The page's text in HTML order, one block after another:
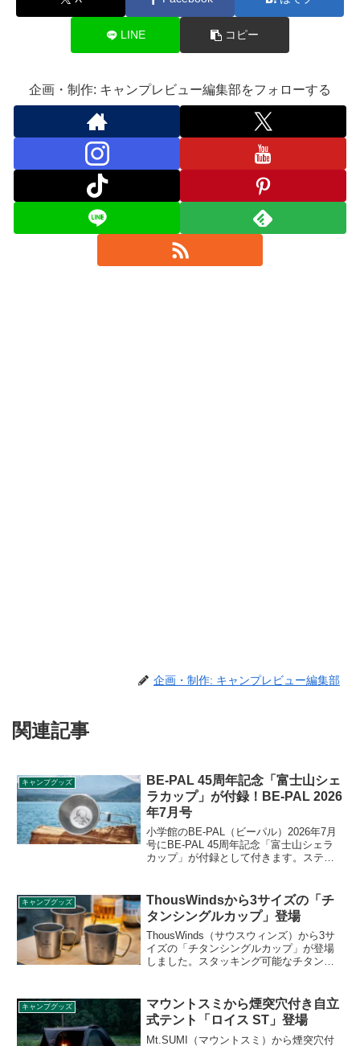
LINE コピー
企画・制作: キャンプレビュー編集部をフォローする
企画・制作: キャンプレビュー編集部
関連記事
キャンプグッズ
BE-PAL 45周年記念「富士山シェ
ラカップ」が付録！BE-PAL 2026
年7月号
小学館のBE-PAL（ビーパル）2026年7月
号にBE-PAL 45周年記念「富士山シェラ
カップ」が付録として付きます。ステン
ップで、富士山に合わせて200mlには4合
目の遊び文字が入っています。詳細をレ
ビューします。
キャンプグッズ
ThousWindsから3サイズの「チ
タンシングルカップ」登場
ThousWinds（サウスウィンズ）から3サ
イズの「チタンシングルカップ」が登場
しました。スタッキング可能なチタン製
います。250ml、350ml、450mlの3サイズ
展開です。詳細をレビューします。
キャンプグッズ
マウントスミから煙突穴付き自立
式テント「ロイス ST」登場
Mt.SUMI（マウントスミ）から煙突穴付